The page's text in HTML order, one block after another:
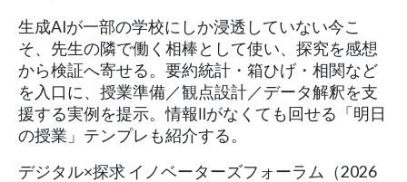
生成AIが一部の学校にしか浸透していない今こ
そ、先生の隣で働く相棒として使い、探究を感想
から検証へ寄せる。要約統計・箱ひげ・相関など
を入口に、授業準備／観点設計／データ解釈を支
援する実例を提示。情報Ⅱがなくても回せる「明日
の授業」テンプレも紹介する。
デジタル×探求 イノベーターズフォーラム（2026